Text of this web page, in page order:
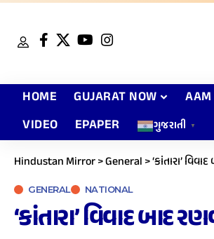
HOME GUJARAT NOW
VIDEO
EPAPER ગુજરાતી ▼
Hindustan Mirror>General >‘કાંતારા’
GENERAL NATIONAL
‘કાંતારા’ વિવાદ બાદ